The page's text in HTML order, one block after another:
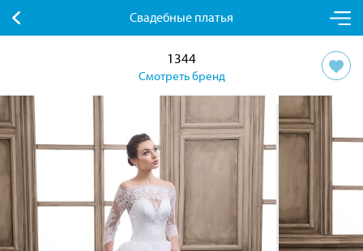
Свадебные платья
1344
Смотреть бренд